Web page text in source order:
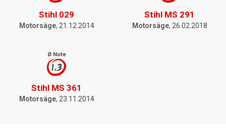
Stihl 029
Motorsäge, 21.12.2014
Stihl MS 291
Motorsäge, 26.02.2018
Ø Note
1.3
Stihl MS 361
Motorsäge, 23.11.2014